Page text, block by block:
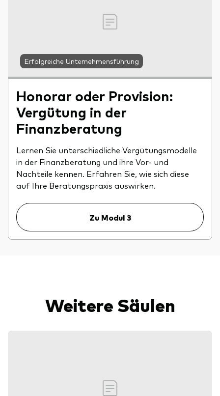
Erfolgreiche Unternehmensführung
Honorar oder Provision:
Vergütung in der
Finanzberatung
Lernen Sie unterschiedliche Vergütungsmodelle
in der Finanzberatung und ihre Vor- und
Nachteile kennen. Erfahren Sie, wie sich diese
auf Ihre Beratungspraxis auswirken.
Zu Modul 3
Weitere Säulen